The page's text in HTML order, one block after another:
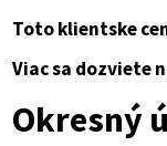
Toto klientske
Viac sa dozviete
Okresný